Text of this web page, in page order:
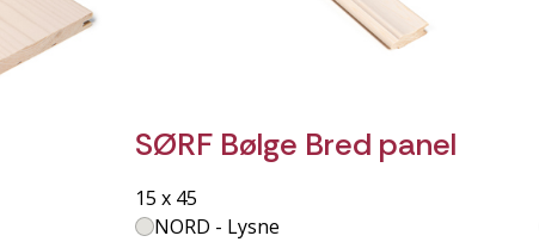
SØRF Bølge Bred panel
15 x 45
NORD - Lysne